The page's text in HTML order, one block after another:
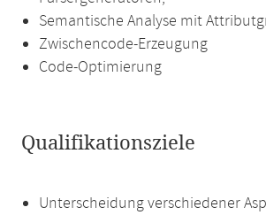
Semantische Analyse mit
Zwischencode-Erzeugung
Code-Optimierung
Qualifikationsziele
Unterscheidung verschiedener